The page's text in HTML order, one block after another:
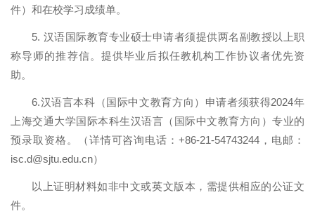
件）和在校学习成绩单。
5. 汉语国际教育专业硕士申请者须提供两名副教授以上职
称导师的推荐信。提供毕业后拟任教机构工作协议者优先资
助。
6.汉语言本科（国际中文教育方向）申请者须获得2024年
上海交通大学国际本科生汉语言（国际中文教育方向）专业的
预录取资格。（详情可咨询电话：+86-21-54743244 ，电邮：
isc.d@sjtu.edu.cn）
以上证明材料如非中文或英文版本，需提供相应的公证文
件。